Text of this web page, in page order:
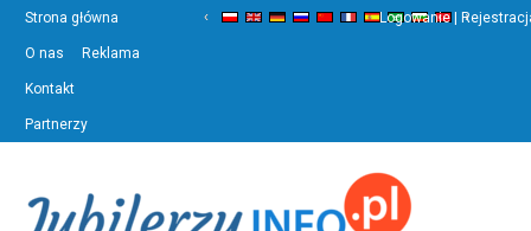
Strona główna
O nas Reklama
Kontakt
Partnerzy
‹ ›
Logowanie |